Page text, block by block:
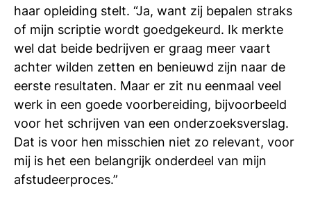
haar opleiding stelt. “Ja, want zij bepalen straks
of mijn scriptie wordt goedgekeurd. Ik merkte
wel dat beide bedrijven er graag meer vaart
achter wilden zetten en benieuwd zijn naar de
eerste resultaten. Maar er zit nu eenmaal veel
werk in een goede voorbereiding, bijvoorbeeld
voor het schrijven van een onderzoeksverslag.
Dat is voor hen misschien niet zo relevant, voor
mij is het een belangrijk onderdeel van mijn
afstudeerproces.”